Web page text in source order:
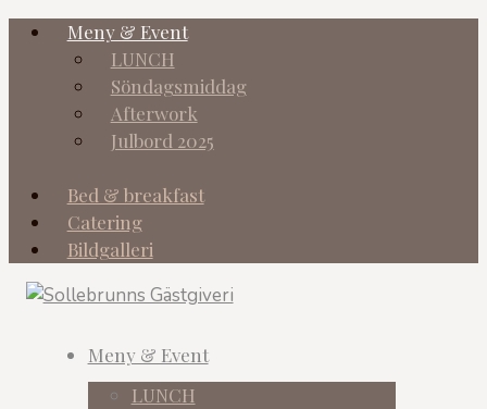
Meny & Event
LUNCH
Söndagsmiddag
Afterwork
Julbord 2025
Bed & breakfast
Catering
Bildgalleri
Meny & Event
LUNCH